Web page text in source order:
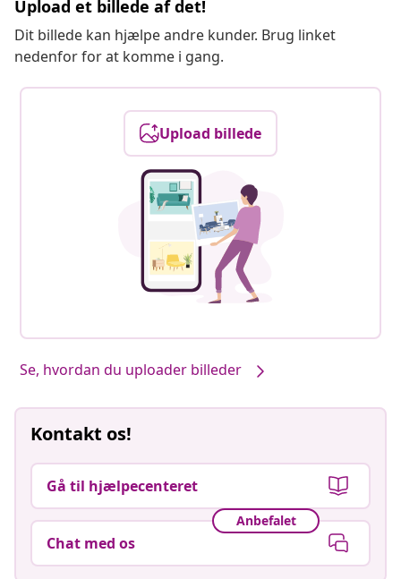
Upload et billede af det!
Dit billede kan hjælpe andre kunder. Brug linket
nedenfor for at komme i gang.
Upload billede
Se, hvordan du uploader billeder
Kontakt os!
Gå til hjælpecenteret
Anbefalet
Chat med os